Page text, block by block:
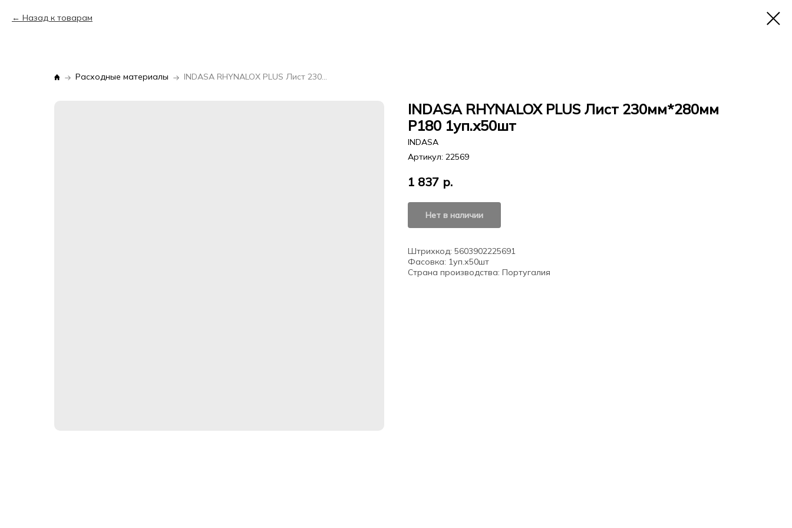
Назад к товарам
Расходные материалы INDASA RHYNALOX PLUS Лист 230мм*280мм Р180 1уп.х50шт
INDASA RHYNALOX PLUS Лист 230мм*280мм
Р180 1уп.х50шт
INDASA
Артикул: 22569
1 837 р.
Нет в наличии
Штрихкод: 5603902225691
Фасовка: 1уп.х50шт
Страна производства: Португалия